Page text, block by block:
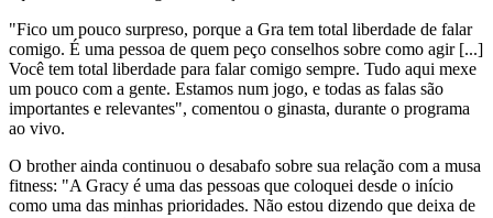
"Fico um pouco surpreso, porque a Gra tem total liberdade de falar
comigo. É uma pessoa de quem peço conselhos sobre como agir [...]
Você tem total liberdade para falar comigo sempre. Tudo aqui mexe
um pouco com a gente. Estamos num jogo, e todas as falas são
importantes e relevantes", comentou o ginasta, durante o programa
ao vivo.
O brother ainda continuou o desabafo sobre sua relação com a musa
fitness: "A Gracy é uma das pessoas que coloquei desde o início
como uma das minhas prioridades. Não estou dizendo que deixa de